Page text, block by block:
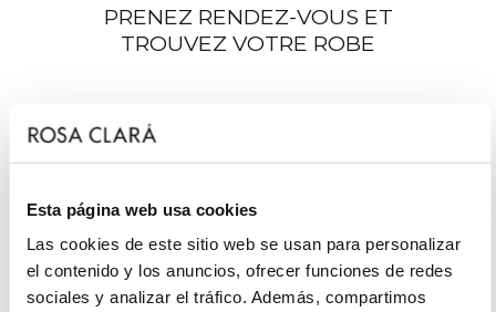
Esta página web usa cookies
Las cookies de este sitio web se usan para personalizar
el contenido y los anuncios, ofrecer funciones de redes
sociales y analizar el tráfico. Además, compartimos
PRENEZ RENDEZ-VOUS ET
TROUVEZ VOTRE ROBE